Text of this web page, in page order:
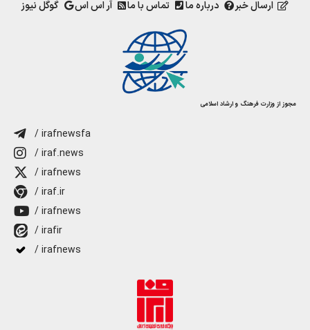
ارسال خبر درباره ما تماس با ما آر اس اس گوگل نیوز
مجوز از وزارت فرهنگ و ارشاد اسلامی
/ irafnewsfa
/ iraf.news
/ irafnews
/ iraf.ir
/ irafnews
/ irafir
/ irafnews